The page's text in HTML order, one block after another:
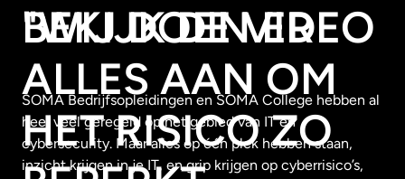
"WIJ DOEN ER
ALLES AAN OM
HET RISICO ZO
BEKIJK DE VIDEO
SOMA Bedrijfsopleidingen en SOMA College hebben al
heel veel geregeld op het gebied van IT en
cybersecurity. Maar alles op één plek hebben staan,
inzicht krijgen in je IT, en grip krijgen op cyberrisico’s,